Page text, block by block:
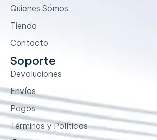
Quienes Sómos
Tienda
Contacto
Soporte
Devoluciones
Envíos
Pagos
Términos y Políticas